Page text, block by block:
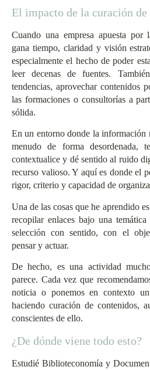
El impacto de la curación de
Cuando una empresa apuesta por
gana tiempo, claridad y visión
especialmente el hecho de poder
leer decenas de fuentes.
tendencias, aprovechar contenidos
las formaciones o consultorías a
sólida.
En un entorno donde la información
menudo de forma desordenada,
contextualice y dé sentido al ruido
recurso valioso. Y aquí es donde el
rigor, criterio y capacidad de
Una de las cosas que he aprendido
recopilar enlaces bajo una
selección con sentido, con el
pensar y actuar.
De hecho, es una actividad
parece. Cada vez que
noticia o ponemos en contexto
haciendo curación de contenidos,
conscientes de ello.
¿De dónde viene todo esto?
Estudié Biblioteconomía y